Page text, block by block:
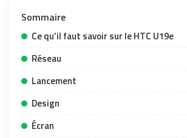
Sommaire
Ce qu’il faut savoir sur le HTC U19e
Réseau
Lancement
Design
Écran